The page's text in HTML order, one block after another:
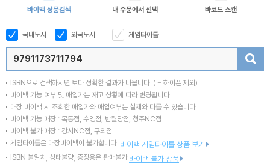
바이백 상품검색 내 주문에서 선택 바코드 스캔
국내도서 외국도서 게임타이틀
ISBN으로 검색하시면 보다 정확한 결과가 나옵니다. ( - 하이픈 제외)
바이백 가능 여부 및 매입가는 재고 상황에 따라 변경됩니다.
매장 바이백 시 조회한 매입가와 매입여부는 실제와 다를 수 있습니다.
바이백 가능 매장 : 목동점, 수영점, 반월당점, 청주NC점
바이백 불가 매장 : 강서NC점, 구의점
게임타이틀은 매장바이백이 불가합니다. 바이백 게임타이틀 상품 보기
ISBN 불일치, 상태불량, 증정용은 판매불가 바이백 불가 상품